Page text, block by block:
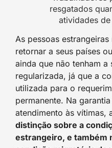
resgatados
atividades
As pessoas
retornar a seus países
ainda que não tenham
regularizada, já que a
utilizada para o
permanente. Na
atendimento às vítimas,
distinção sobre a
estrangeiro, e também